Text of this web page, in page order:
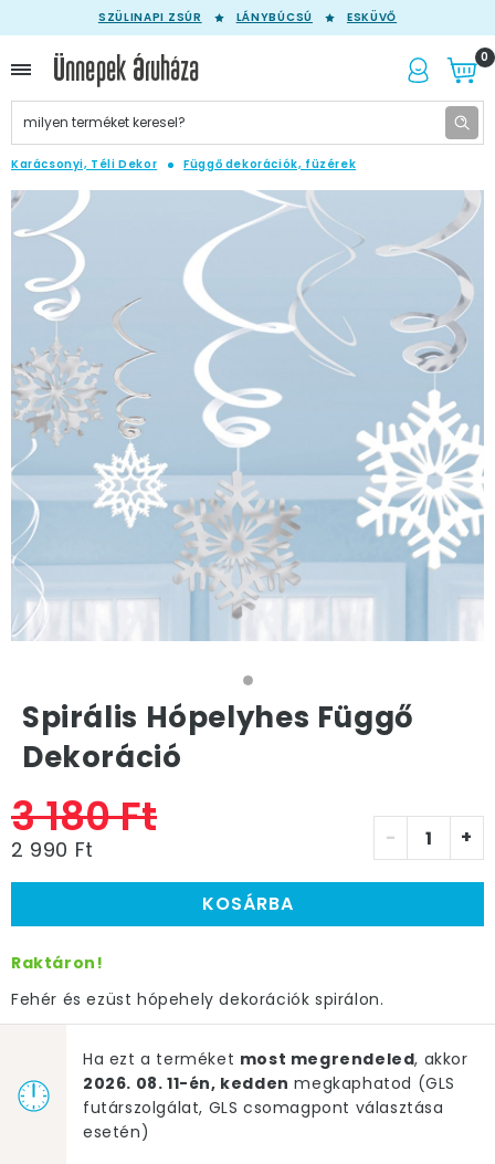
SZÜLINAPI ZSÚR LÁNYBÚCSÚ ESKÜVŐ
0
Karácsonyi, Téli Dekor Függő dekorációk, füzérek
Spirális Hópelyhes Függő
Dekoráció
3 180 Ft
2 990 Ft - +
KOSÁRBA
Raktáron!
Fehér és ezüst hópehely dekorációk spirálon.
Ha ezt a terméket most megrendeled, akkor
2026. 08. 11-én, kedden megkaphatod (GLS
futárszolgálat, GLS csomagpont választása
esetén)